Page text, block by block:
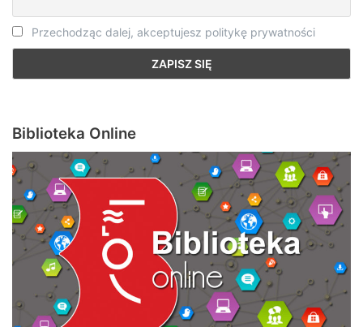
Przechodząc dalej, akceptujesz politykę prywatności
Biblioteka Online